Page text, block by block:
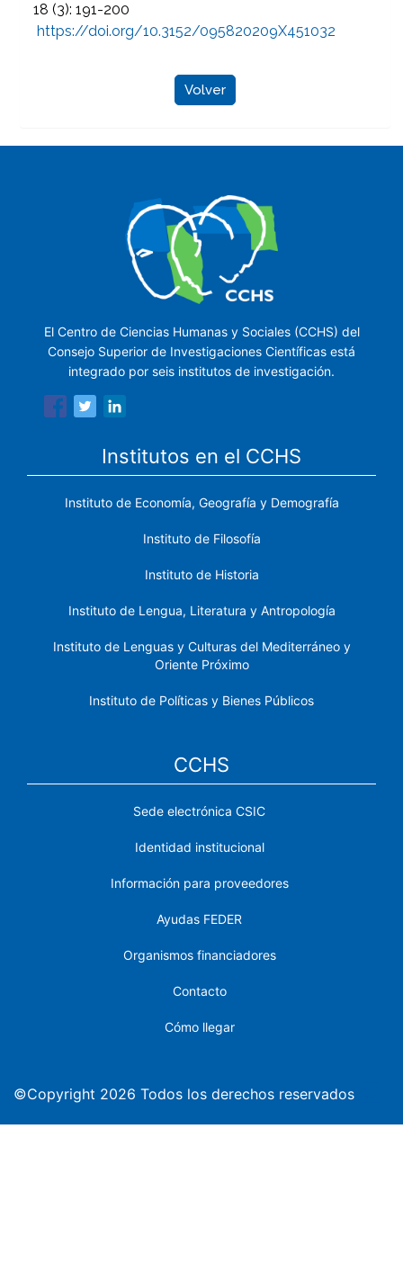
18 (3): 191-200
https://doi.org/10.3152/095820209X451032
Volver
El Centro de Ciencias Humanas y Sociales (CCHS) del
Consejo Superior de Investigaciones Científicas está
integrado por seis institutos de investigación.
Institutos en el CCHS
Instituto de Economía, Geografía y Demografía
Instituto de Filosofía
Instituto de Historia
Instituto de Lengua, Literatura y Antropología
Instituto de Lenguas y Culturas del Mediterráneo y
Oriente Próximo
Instituto de Políticas y Bienes Públicos
CCHS
Sede electrónica CSIC
Identidad institucional
Información para proveedores
Ayudas FEDER
Organismos financiadores
Contacto
Cómo llegar
©Copyright 2026 Todos los derechos reservados